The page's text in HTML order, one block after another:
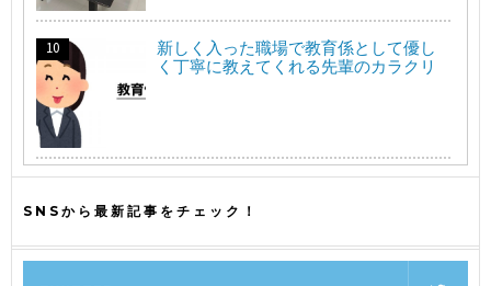
新しく入った職場で教育係として優し
く丁寧に教えてくれる先輩のカラクリ
SNSから最新記事をチェック！